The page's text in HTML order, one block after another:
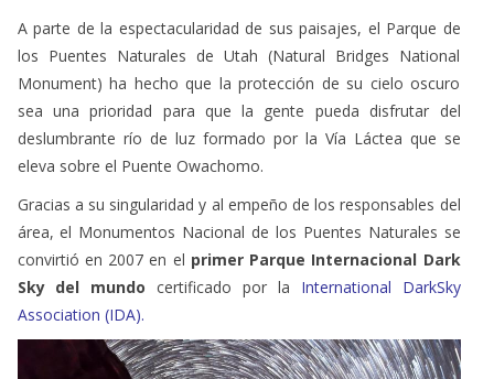
Monument) ha hecho que la protección de su cielo oscuro
sea una prioridad para que la gente pueda disfrutar del
deslumbrante río de luz formado por la Vía Láctea que se
eleva sobre el Puente Owachomo.
Gracias a su singularidad y al empeño de los responsables del
convirtió en 2007 en elprimer Parque Internacional Dark
Sky del mundocertificado por la InternationalDarkSky
Association (IDA)